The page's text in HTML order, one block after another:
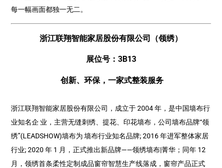
每一幅画面都独一无二。
浙江联翔智能家居股份有限公司（领绣）
展位号：3B13
创新、环保，一家式整装服务
浙江联翔智能家居股份有限公司，成立于 2004 年，是中国墙布行
业知名企 业，主营无缝刺绣、提花、印花墙布，公司墙布品牌“领
绣”(LEADSHOW)墙布为 墙布行业知名品牌; 2016 年进军整体家居
行业; 2020 年 1 月，正式推出新品牌——领绣墙布|菁华；同年 12
月，领绣首条柔性定制成品窗帘智慧生产线落成，窗帘产品正式